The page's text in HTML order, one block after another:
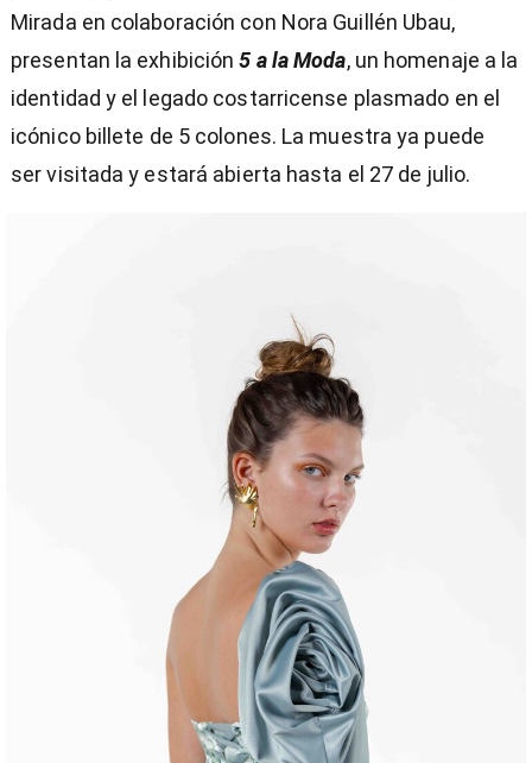
Mirada en colaboración con Nora Guillén Ubau,
presentan la exhibición 5 a la Moda, un homenaje a la
identidad y el legado costarricense plasmado en el
icónico billete de 5 colones. La muestra ya puede
ser visitada y estará abierta hasta el 27 de julio.